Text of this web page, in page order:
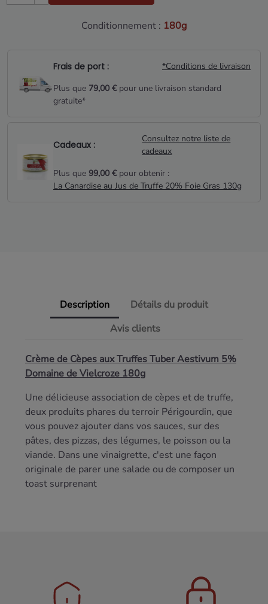
Conditionnement : 180g
Frais de port :
*Conditions de livraison
Plus que 79,00 €pour une livraison standard
gratuite*
Cadeaux :
Consultez notre liste de
cadeaux
Plus que 99,00 €pour obtenir :
La Canardise au Jus de Truffe 20% Foie Gras 130g
Description
Détails du produit
Avis clients
Crème de Cèpes aux Truffes Tuber Aestivum 5%
Domaine de Vielcroze 180g
Une délicieuse association de cèpes et de truffe,
deux produits phares du terroir Périgourdin, que
vous pouvez ajouter dans vos sauces, sur des
pâtes, des pizzas, des légumes, le poisson ou la
viande. Dans une vinaigrette, c'est une façon
originale de parer une salade ou de composer un
toast surprenant